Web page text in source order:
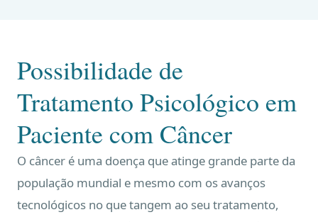
Possibilidade de
Tratamento Psicológico em
Paciente com Câncer
O câncer é uma doença que atinge grande parte da
população mundial e mesmo com os avanços
tecnológicos no que tangem ao seu tratamento,